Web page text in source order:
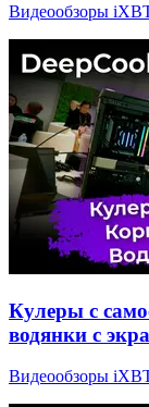
Видеообзоры
Кулеры с
водянки с
Видеообзоры